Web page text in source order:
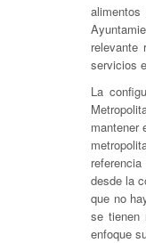
relevante
servicios
La
mantener
desde la
que no
se tienen
enfoque